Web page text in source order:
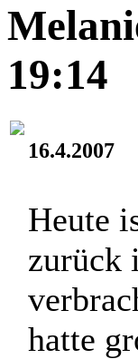
19:14
16.4.2007
Heute
zurück
hatte